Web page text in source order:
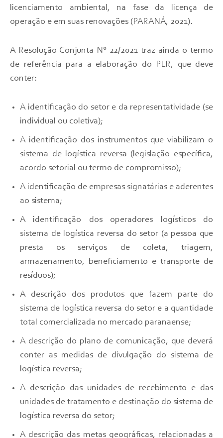
licenciamento ambiental, na fase da licença de
operação e em suas renovações (PARANÁ, 2021).
A Resolução Conjunta N° 22/2021 traz ainda o termo
de referência para a elaboração do PLR, que deve
conter:
A identificação do setor e da representatividade (se
individual ou coletiva);
A identificação dos instrumentos que viabilizam o
sistema de logística reversa (legislação específica,
acordo setorial ou termo de compromisso);
A identificação de empresas signatárias e aderentes
ao sistema;
A identificação dos operadores logísticos do
sistema de logística reversa do setor (a pessoa que
presta os serviços de coleta, triagem,
armazenamento, beneficiamento e transporte de
resíduos);
A descrição dos produtos que fazem parte do
sistema de logística reversa do setor e a quantidade
total comercializada no mercado paranaense;
A descrição do plano de comunicação, que deverá
conter as medidas de divulgação do sistema de
logística reversa;
A descrição das unidades de recebimento e das
unidades de tratamento e destinação do sistema de
logística reversa do setor;
A descrição das metas geográficas, relacionadas a